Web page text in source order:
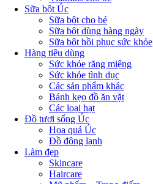
Sữa bột Úc
Sữa bột cho bé
Sữa bột dùng hàng ngày
Sữa bột hồi phục sức khỏe
Hàng tiêu dùng
Sức khỏe răng miệng
Sức khỏe tình dục
Các sản phẩm khác
Bánh kẹo đồ ăn vặt
Các loại hạt
Đồ tươi sống Úc
Hoa quả Úc
Đồ đông lạnh
Làm đẹp
Skincare
Haircare